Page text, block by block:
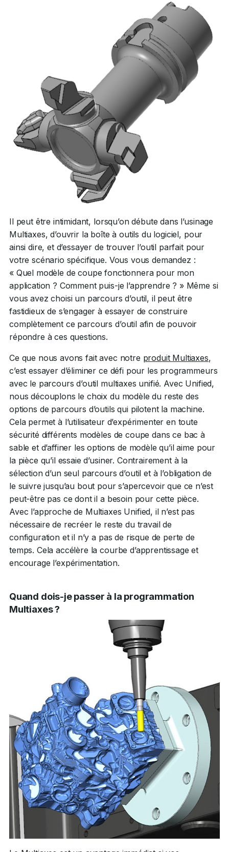
Il peut être intimidant, lorsqu’on débute dans l’usinage
Multiaxes, d’ouvrir la boîte à outils du logiciel, pour
ainsi dire, et d’essayer de trouver l’outil parfait pour
votre scénario spécifique. Vous vous demandez :
« Quel modèle de coupe fonctionnera pour mon
application ? Comment puis-je l’apprendre ? » Même si
vous avez choisi un parcours d’outil, il peut être
fastidieux de s’engager à essayer de construire
complètement ce parcours d’outil afin de pouvoir
répondre à ces questions.
Ce que nous avons fait avec notre produit Multiaxes,
c’est essayer d’éliminer ce défi pour les programmeurs
avec le parcours d’outil multiaxes unifié. Avec Unified,
nous découplons le choix du modèle du reste des
options de parcours d’outils qui pilotent la machine.
Cela permet à l’utilisateur d’expérimenter en toute
sécurité différents modèles de coupe dans ce bac à
sable et d’affiner les options de modèle qu’il aime pour
la pièce qu’il essaie d’usiner. Contrairement à la
sélection d’un seul parcours d’outil et à l’obligation de
le suivre jusqu’au bout pour s’apercevoir que ce n’est
peut-être pas ce dont il a besoin pour cette pièce.
Avec l’approche de Multiaxes Unified, il n’est pas
nécessaire de recréer le reste du travail de
configuration et il n’y a pas de risque de perte de
temps. Cela accélère la courbe d’apprentissage et
encourage l’expérimentation.
Quand dois-je passer à la programmation
Multiaxes ?